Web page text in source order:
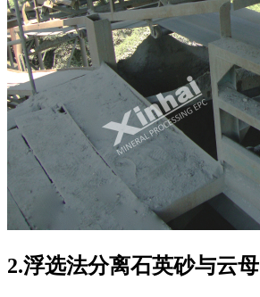
2.浮选法分离石英砂与云母